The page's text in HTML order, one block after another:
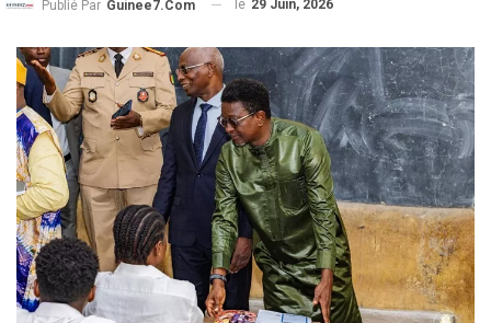
Publié Par Guinee7.com le 29 Juin, 2026